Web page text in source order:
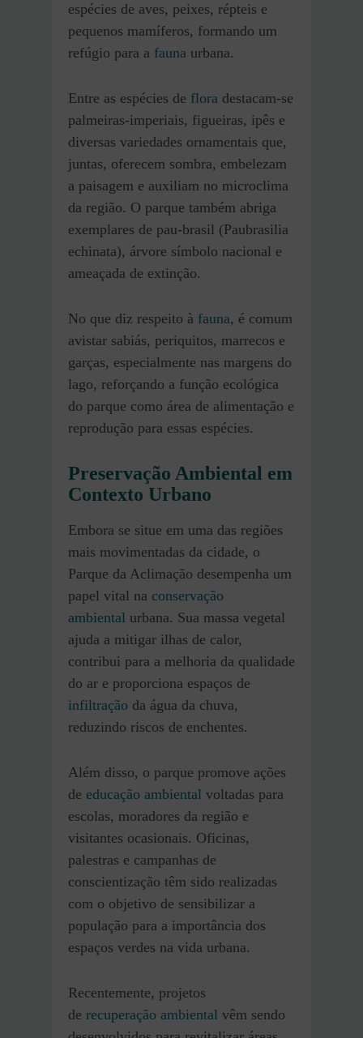
espécies de aves, peixes, répteis e
pequenos mamíferos, formando um
refúgio para a fauna urbana.
Entre as espécies de flora destacam-se
palmeiras-imperiais, figueiras, ipês e
diversas variedades ornamentais que,
juntas, oferecem sombra, embelezam
a paisagem e auxiliam no microclima
da região. O parque também abriga
exemplares de pau-brasil (Paubrasilia
echinata), árvore símbolo nacional e
ameaçada de extinção.
No que diz respeito à fauna, é comum
avistar sabiás, periquitos, marrecos e
garças, especialmente nas margens do
lago, reforçando a função ecológica
do parque como área de alimentação e
reprodução para essas espécies.
Preservação Ambiental em
Contexto Urbano
Embora se situe em uma das regiões
mais movimentadas da cidade, o
Parque da Aclimação desempenha um
papel vital na conservação
ambiental urbana. Sua massa vegetal
ajuda a mitigar ilhas de calor,
contribui para a melhoria da qualidade
do ar e proporciona espaços de
infiltração da água da chuva,
reduzindo riscos de enchentes.
Além disso, o parque promove ações
de educação ambiental voltadas para
escolas, moradores da região e
visitantes ocasionais. Oficinas,
palestras e campanhas de
conscientização têm sido realizadas
com o objetivo de sensibilizar a
população para a importância dos
espaços verdes na vida urbana.
Recentemente, projetos
de recuperação ambiental vêm sendo